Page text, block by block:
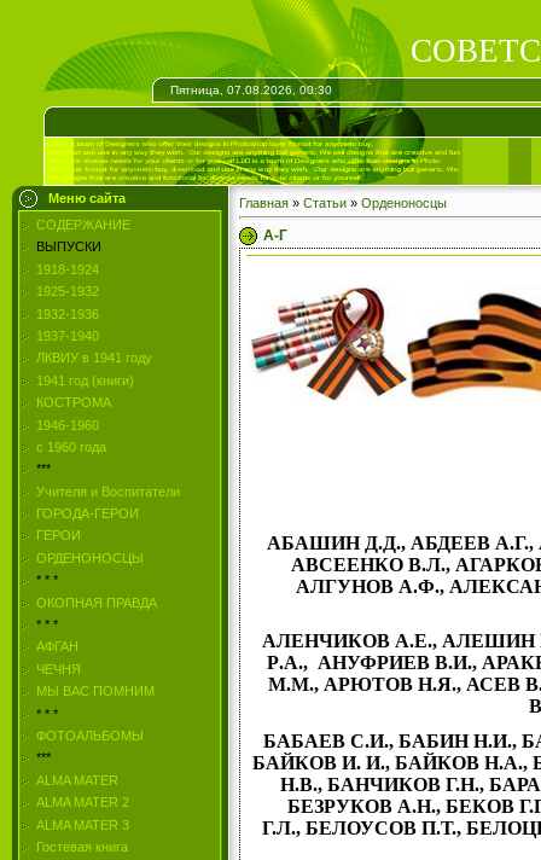
Пятница, 07.08.2026, 00:30
Меню сайта
СОДЕРЖАНИЕ
ВЫПУСКИ
1918-1924
1925-1932
1932-1936
1937-1940
ЛКВИУ в 1941 году
1941 год (книги)
КОСТРОМА
1946-1960
с 1960 года
***
Учителя и Воспитатели
ГОРОДА-ГЕРОИ
ГЕРОИ
ОРДЕНОНОСЦЫ
* * *
ОКОПНАЯ ПРАВДА
* * *
АФГАН
ЧЕЧНЯ
МЫ ВАС ПОМНИМ
* * *
ФОТОАЛЬБОМЫ
***
ALMA MATER
ALMA MATER 2
ALMA MATER 3
Гостевая книга
Главная » Статьи » Орденоносцы
А-Г
АБАШИН Д.Д., АБДЕЕВ А.Г.,
АВСЕЕНКО В.Л.,
АЛГУНОВ А.Ф.,
АЛЕНЧИКОВ А.Е., АЛЕШИН
Р.А., АНУФРИЕВ В.И.,
М.М., АРЮТОВ Н.Я., АСЕВ В
БАБАЕВ С.И., БАБИН Н.И.,
БАЙКОВ И. И., БАЙКОВ Н.А.,
Н.В., БАНЧИКОВ Г.Н.,
БЕЗРУКОВ А.Н., БЕКОВ
Г.Л., БЕЛОУСОВ П.Т.,